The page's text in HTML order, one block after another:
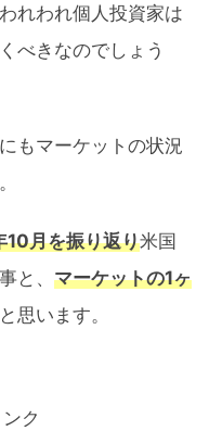
れわれ個人投資家は
べきなのでしょう
もマーケットの状況
10月を振り返り米国
と、 マーケットの1ヶ
思います。
ク